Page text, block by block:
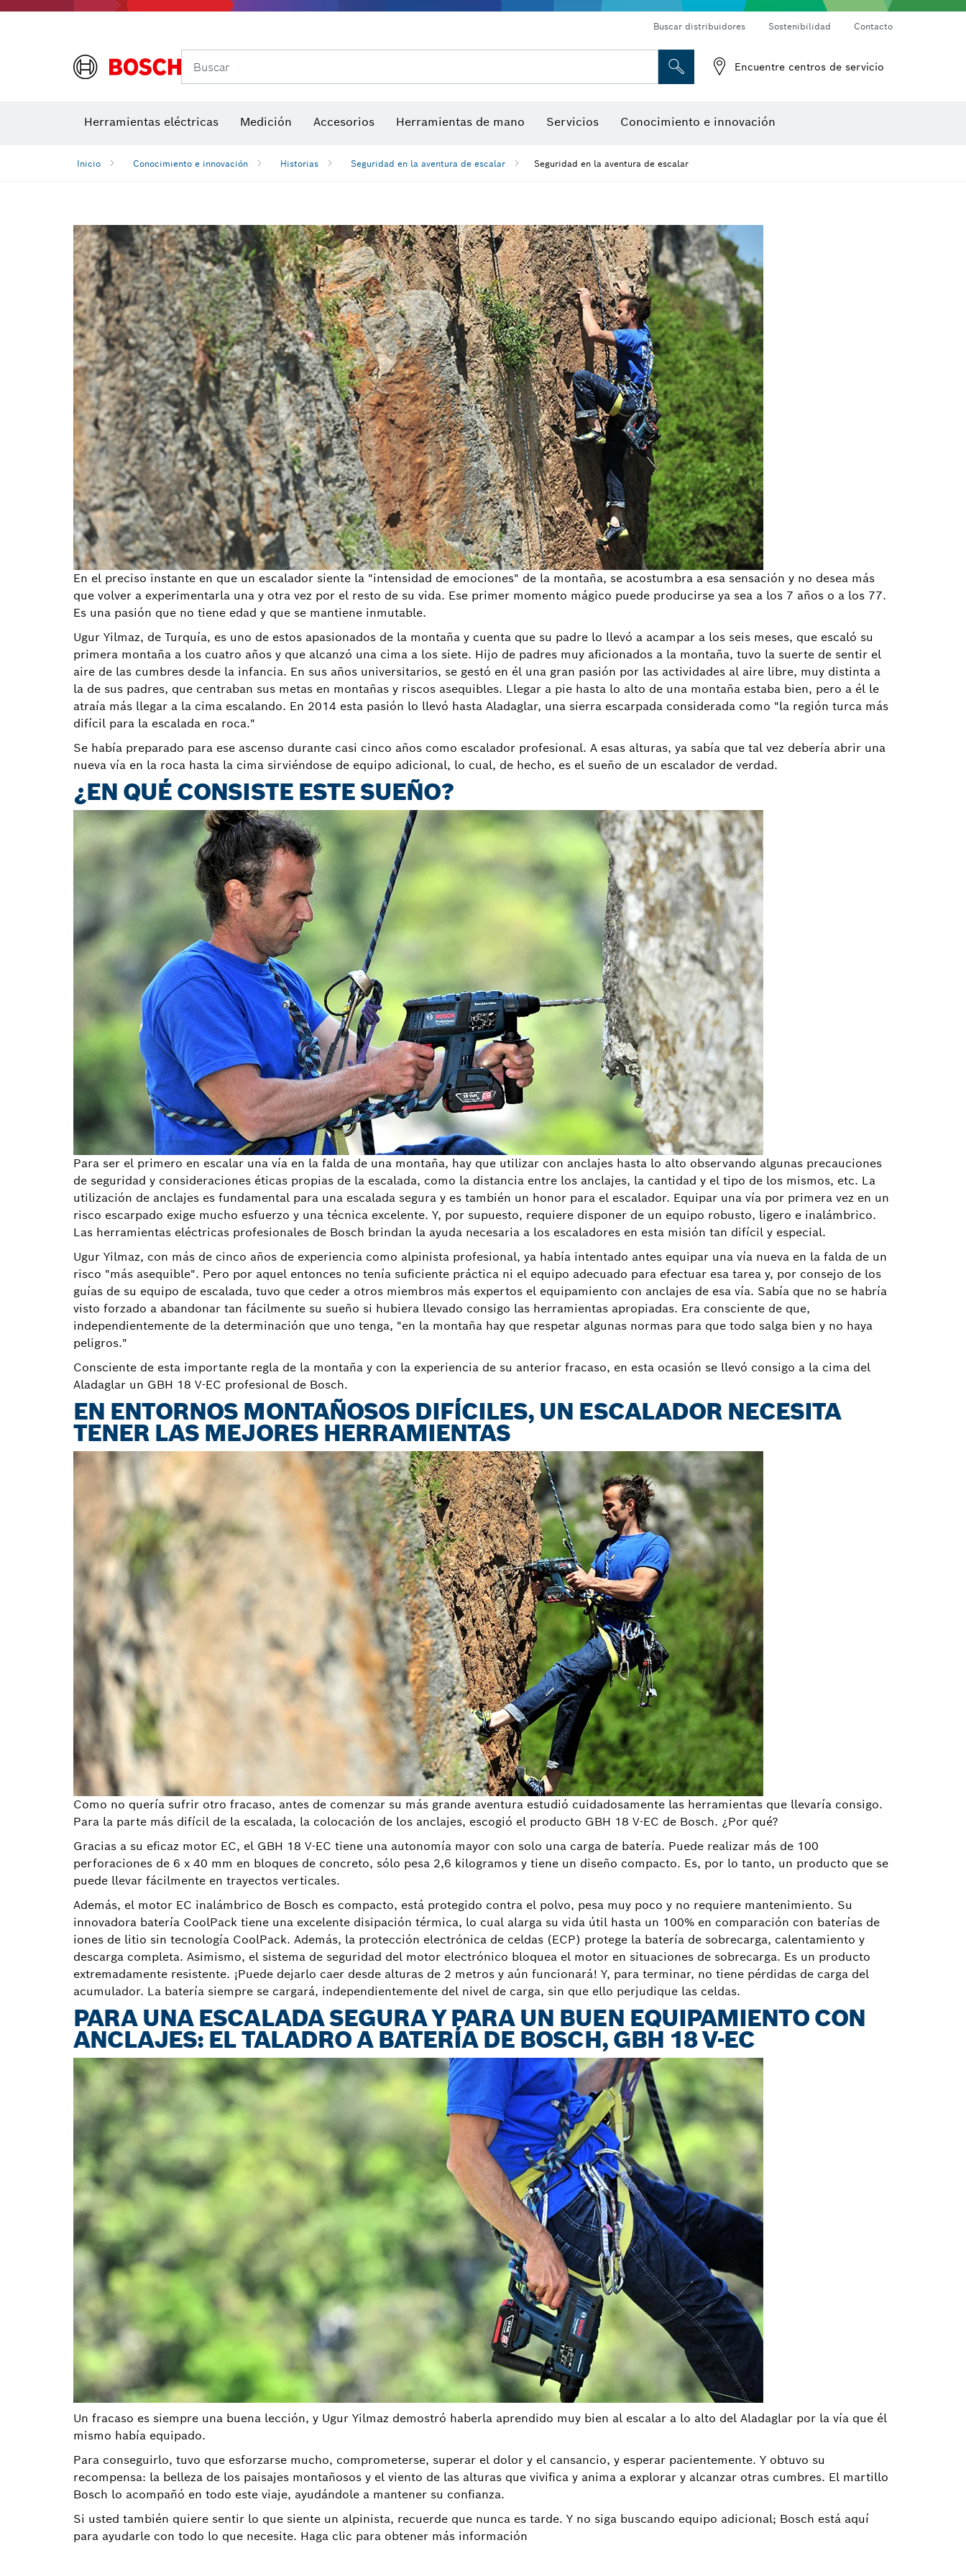
Buscar distribuidores Sostenibilidad Contacto
Buscar Encuentre centros de servicio
Herramientas eléctricas Medición Accesorios Herramientas de mano Servicios Conocimiento e innovación
Inicio Conocimiento e innovación Historias Seguridad en la aventura de escalar Seguridad en la aventura de escalar
En el preciso instante en que un escalador siente la "intensidad de emociones" de la montaña, se acostumbra a esa sensación y no desea más
que volver a experimentarla una y otra vez por el resto de su vida. Ese primer momento mágico puede producirse ya sea a los 7 años o a los 77.
Es una pasión que no tiene edad y que se mantiene inmutable.
Ugur Yilmaz, de Turquía, es uno de estos apasionados de la montaña y cuenta que su padre lo llevó a acampar a los seis meses, que escaló su
primera montaña a los cuatro años y que alcanzó una cima a los siete. Hijo de padres muy aficionados a la montaña, tuvo la suerte de sentir el
aire de las cumbres desde la infancia. En sus años universitarios, se gestó en él una gran pasión por las actividades al aire libre, muy distinta a
la de sus padres, que centraban sus metas en montañas y riscos asequibles. Llegar a pie hasta lo alto de una montaña estaba bien, pero a él le
atraía más llegar a la cima escalando. En 2014 esta pasión lo llevó hasta Aladaglar, una sierra escarpada considerada como "la región turca más
difícil para la escalada en roca."
Se había preparado para ese ascenso durante casi cinco años como escalador profesional. A esas alturas, ya sabía que tal vez debería abrir una
nueva vía en la roca hasta la cima sirviéndose de equipo adicional, lo cual, de hecho, es el sueño de un escalador de verdad.
¿EN QUÉ CONSISTE ESTE SUEÑO?
Para ser el primero en escalar una vía en la falda de una montaña, hay que utilizar con anclajes hasta lo alto observando algunas precauciones
de seguridad y consideraciones éticas propias de la escalada, como la distancia entre los anclajes, la cantidad y el tipo de los mismos, etc. La
utilización de anclajes es fundamental para una escalada segura y es también un honor para el escalador. Equipar una vía por primera vez en un
risco escarpado exige mucho esfuerzo y una técnica excelente. Y, por supuesto, requiere disponer de un equipo robusto, ligero e inalámbrico.
Las herramientas eléctricas profesionales de Bosch brindan la ayuda necesaria a los escaladores en esta misión tan difícil y especial.
Ugur Yilmaz, con más de cinco años de experiencia como alpinista profesional, ya había intentado antes equipar una vía nueva en la falda de un
risco "más asequible". Pero por aquel entonces no tenía suficiente práctica ni el equipo adecuado para efectuar esa tarea y, por consejo de los
guías de su equipo de escalada, tuvo que ceder a otros miembros más expertos el equipamiento con anclajes de esa vía. Sabía que no se habría
visto forzado a abandonar tan fácilmente su sueño si hubiera llevado consigo las herramientas apropiadas. Era consciente de que,
independientemente de la determinación que uno tenga, "en la montaña hay que respetar algunas normas para que todo salga bien y no haya
peligros."
Consciente de esta importante regla de la montaña y con la experiencia de su anterior fracaso, en esta ocasión se llevó consigo a la cima del
Aladaglar un GBH 18 V-EC profesional de Bosch.
EN ENTORNOS MONTAÑOSOS DIFÍCILES, UN ESCALADOR NECESITA
TENER LAS MEJORES HERRAMIENTAS
Como no quería sufrir otro fracaso, antes de comenzar su más grande aventura estudió cuidadosamente las herramientas que llevaría consigo.
Para la parte más difícil de la escalada, la colocación de los anclajes, escogió el producto GBH 18 V-EC de Bosch. ¿Por qué?
Gracias a su eficaz motor EC, el GBH 18 V-EC tiene una autonomía mayor con solo una carga de batería. Puede realizar más de 100
perforaciones de 6 x 40 mm en bloques de concreto, sólo pesa 2,6 kilogramos y tiene un diseño compacto. Es, por lo tanto, un producto que se
puede llevar fácilmente en trayectos verticales.
Además, el motor EC inalámbrico de Bosch es compacto, está protegido contra el polvo, pesa muy poco y no requiere mantenimiento. Su
innovadora batería CoolPack tiene una excelente disipación térmica, lo cual alarga su vida útil hasta un 100% en comparación con baterías de
iones de litio sin tecnología CoolPack. Además, la protección electrónica de celdas (ECP) protege la batería de sobrecarga, calentamiento y
descarga completa. Asimismo, el sistema de seguridad del motor electrónico bloquea el motor en situaciones de sobrecarga. Es un producto
extremadamente resistente. ¡Puede dejarlo caer desde alturas de 2 metros y aún funcionará! Y, para terminar, no tiene pérdidas de carga del
acumulador. La batería siempre se cargará, independientemente del nivel de carga, sin que ello perjudique las celdas.
PARA UNA ESCALADA SEGURA Y PARA UN BUEN EQUIPAMIENTO CON
ANCLAJES: EL TALADRO A BATERÍA DE BOSCH, GBH 18 V-EC
Un fracaso es siempre una buena lección, y Ugur Yilmaz demostró haberla aprendido muy bien al escalar a lo alto del Aladaglar por la vía que él
mismo había equipado.
Para conseguirlo, tuvo que esforzarse mucho, comprometerse, superar el dolor y el cansancio, y esperar pacientemente. Y obtuvo su
recompensa: la belleza de los paisajes montañosos y el viento de las alturas que vivifica y anima a explorar y alcanzar otras cumbres. El martillo
Bosch lo acompañó en todo este viaje, ayudándole a mantener su confianza.
Si usted también quiere sentir lo que siente un alpinista, recuerde que nunca es tarde. Y no siga buscando equipo adicional; Bosch está aquí
para ayudarle con todo lo que necesite. Haga clic para obtener más información